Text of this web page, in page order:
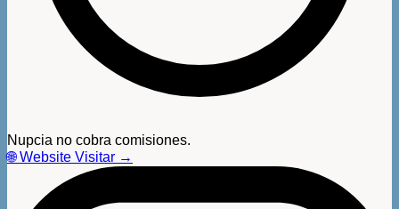
Nupcia no cobra comisiones.
🌐Website Visitar →